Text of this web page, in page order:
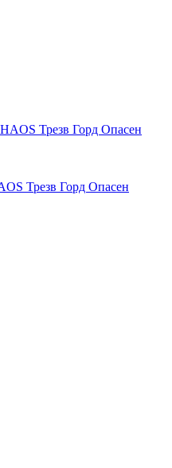
Трезв Горд Опасен